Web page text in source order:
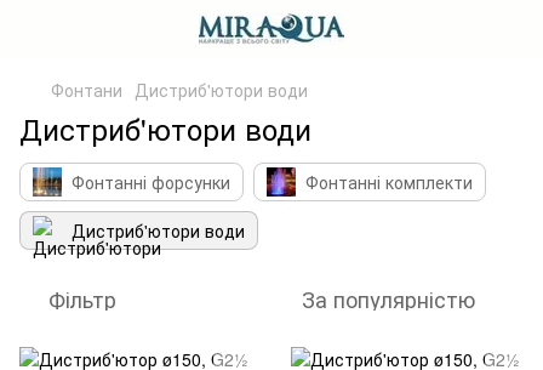
Фонтани Дистриб'ютори води
Дистриб'ютори води
Фонтанні форсунки
Фонтанні комплекти
Дистриб'ютори води
Фільтр За популярністю